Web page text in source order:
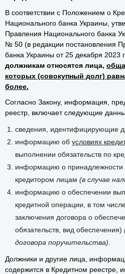
реестр Национального банка
определенном Национальным
В соответствии с Положением о
Национального банка Украины,
Правления Национального банка
№ 50 (в редакции постановления
банка Украины от 25 декабря
должникам относятся лица,
которых (совокупный долг)
более.
Согласно Закону, информация,
реестр, включает следующие
сведения, идентифицирующие
информацию обусловиях
выполнении обязательств по
информацию о принадлежности
кредитором лицам(в случае
информацию о обеспечении
кредитной операции, в том
заключения договора о
обязательств, вид обеспечения)
договора поручительства).